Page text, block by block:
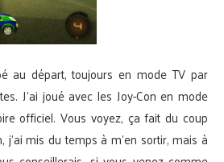
au départ, toujours en mode TV par
J’ai joué avec les Joy-Con en mode
officiel. Vous voyez, ça fait du coup
mis du temps à m’en sortir, mais à